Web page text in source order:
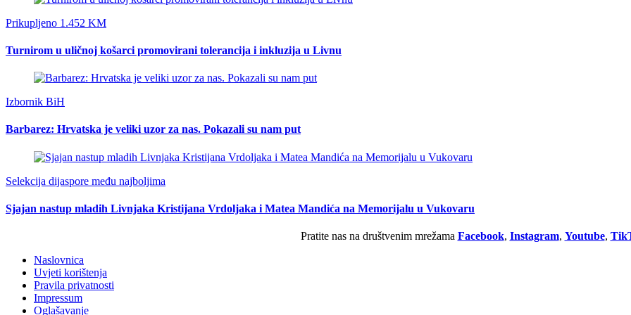
Prikupljeno 1.452 KM
Turnirom u uličnoj košarci promovirani tolerancija i inkluzija u Livnu
Izbornik BiH
Barbarez: Hrvatska je veliki uzor za nas. Pokazali su nam put
Selekcija dijaspore među najboljima
Sjajan nastup mladih Livnjaka Kristijana Vrdoljaka i Matea Mandića na Memorijalu u Vukovaru
Pratite nas na društvenim mrežama Facebook, Instagram, Youtube,
Naslovnica
Uvjeti korištenja
Pravila privatnosti
Impressum
Oglašavanje